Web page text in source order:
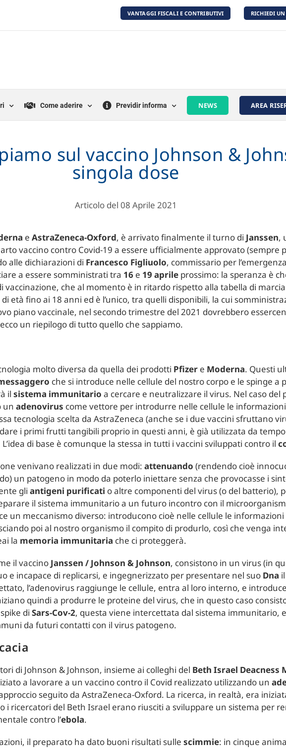
VANTAGGI FISCALI E CONTRIBUTIVI RICHIEDI UN
Come aderire Previdir informa NEWS AREA
sul vaccino Johnson &
singola dose
Articolo del 08 Aprile 2021
eAstraZeneca-Oxford, è arrivato finalmente il turno di Janssen,
vaccino contro Covid-19 a essere ufficialmente approvato (sempre
alle dichiarazioni di Francesco Figliuolo, commissario per
a essere somministrati tra 16 e 19 aprile prossimo: la speranza è
vaccinazione, che al momento è in ritardo rispetto alla tabella di
età fino ai 18 anni ed è l’unico, tra quelli disponibili, la cui
piano vaccinale, nel secondo trimestre del 2021 dovrebbero
ecco un riepilogo di tutto quello che sappiamo.
molto diversa da quella dei prodotti Pfizer e Moderna. Questi
che si introduce nelle cellule del nostro corpo e le spinge a
ilsistema immunitario a cercare e neutralizzare il virus. Nel caso del
unadenovirus come vettore per introdurre nelle cellule le
tecnologia scelta da AstraZeneca (anche se i due vaccini sfruttano
i primi frutti tangibili proprio in questi anni, è già utilizzata da
L’idea di base è comunque la stessa in tutti i vaccini sviluppati contro il
venivano realizzati in due modi:attenuando (rendendo cioè
un patogeno in modo da poterlo iniettare senza che provocasse i
gliantigeni purificati o altre componenti del virus (o del batterio),
il sistema immunitario a un futuro incontro con il
un meccanismo diverso: introducono cioè nelle cellule le
poi al nostro organismo il compito di produrlo, così che venga
la memoria immunitaria che ci proteggerà.
il vaccino Janssen / Johnson & Johnson, consistono in un virus (in
e incapace di replicarsi, e ingegnerizzato per presentare nel suo Dna
l’adenovirus raggiunge le cellule, entra al loro interno, e
quindi a produrre le proteine del virus, che in questo caso
diSars-Cov-2, questa viene intercettata dal sistema immunitario,
da futuri contatti con il virus patogeno.
di Johnson & Johnson, insieme ai colleghi del Beth Israel Deacness
a lavorare a un vaccino contro il Covid realizzato utilizzando un
seguito da AstraZeneca-Oxford. La ricerca, in realtà, era
i ricercatori del Beth Israel erano riusciti a sviluppare un sistema per
contro l’ebola.
il preparato ha dato buoni risultati sullescimmie: in cinque